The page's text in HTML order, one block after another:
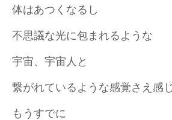
体はあつくなるし
不思議な光に包まれるような
宇宙、宇宙人と
繋がれているような感覚さえ感
もうすでに